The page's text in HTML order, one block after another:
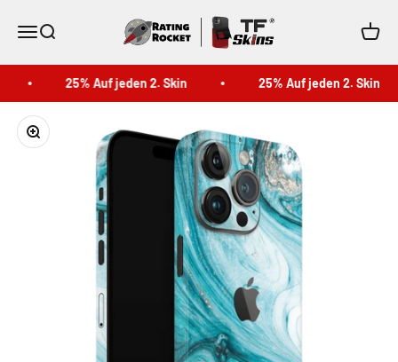
MenüSuche TF Skins
25% Auf jeden 2. Skin 25% Auf jeden 2. Skin
Bild vergrößern